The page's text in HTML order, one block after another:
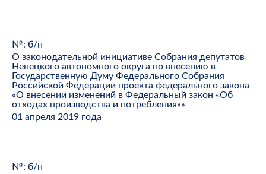
№: б/н
О законодательной инициативе Собрания депутатов
Ненецкого автономного округа по внесению в
Государственную Думу Федерального Собрания
Российской Федерации проекта федерального закона
«О внесении изменений в Федеральный закон «Об
отходах производства и потребления»»
01 апреля 2019 года
№: б/н